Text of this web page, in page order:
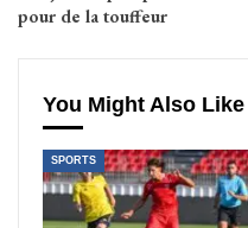
pour de la touffeur
You Might Also Like
SPORTS